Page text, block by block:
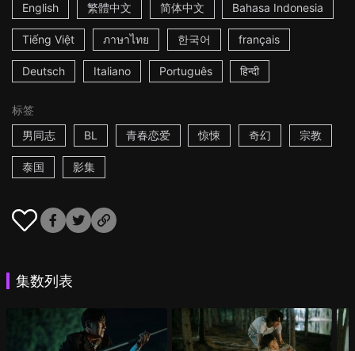
English
繁體中文 简体中文 Bahasa Indonesia
Tiếng Việt ภาษาไทย 한국어 français
Deutsch Italiano Português हिन्दी
标签
男同志
BL 青春恋爱 惊悚 奇幻 宗教
泰国 影集
集数列表